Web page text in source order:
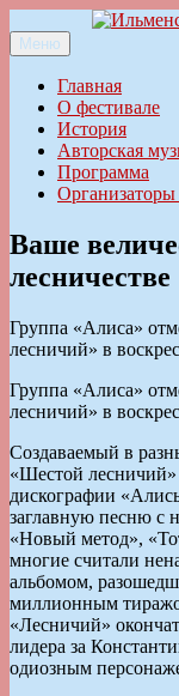
к
содержимому
Ильменский
Меню
Главная
О фестивале
История
Авторская
Программа
Ваше
лесничестве
Группа «Алиса»
лесничий» в
Группа «Алиса»
лесничий» в
Создаваемый в
«Шестой лесничий»
дискографии
заглавную песню с
«Новый метод»,
многие считали
альбомом,
миллионным
«Лесничий»
лидера за
одиозным